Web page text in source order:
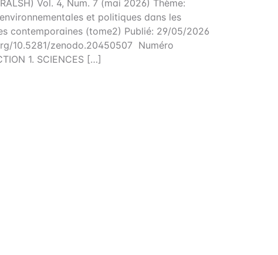
Vol. 4, Num. 7 (mai 2026) Thème:
et politiques dans les
contemporaines (tome2) Publié: 29/05/2026
10.5281/zenodo.20450507 Numéro
1. SCIENCES […]